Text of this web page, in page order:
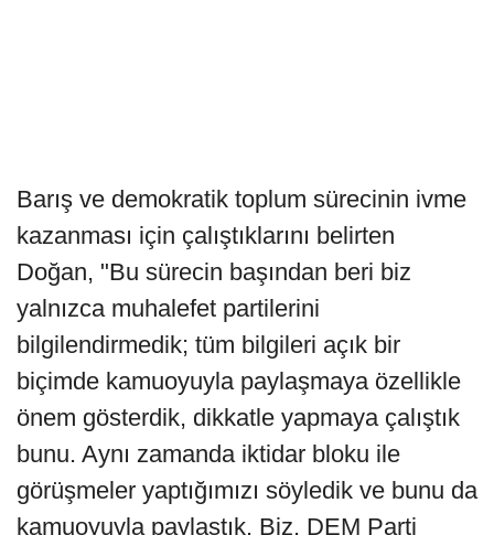
Barış ve demokratik toplum sürecinin ivme
kazanması için çalıştıklarını belirten
Doğan, "Bu sürecin başından beri biz
yalnızca muhalefet partilerini
bilgilendirmedik; tüm bilgileri açık bir
biçimde kamuoyuyla paylaşmaya özellikle
önem gösterdik, dikkatle yapmaya çalıştık
bunu. Aynı zamanda iktidar bloku ile
görüşmeler yaptığımızı söyledik ve bunu da
kamuoyuyla paylaştık. Biz, DEM Parti